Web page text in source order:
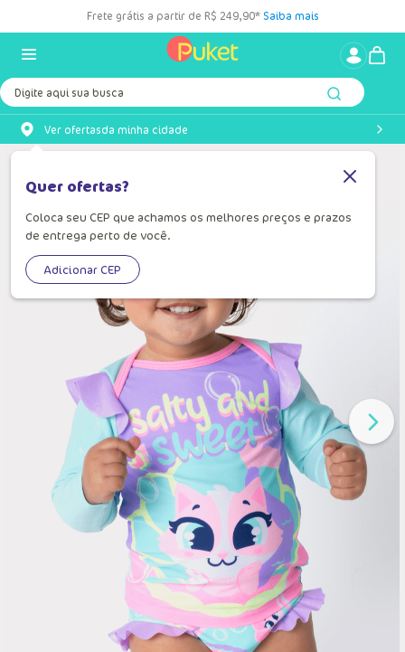
Frete grátis a partir de R$ 249,90* Saiba mais
Digite aqui sua busca
Ver ofertasda minha cidade
Quer ofertas?
Coloca seu CEP que achamos os melhores preços e prazos
de entrega perto de você.
Adicionar CEP